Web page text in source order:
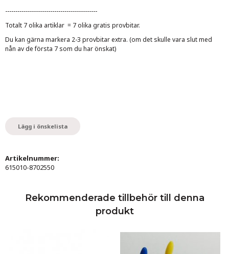
---------------------------------------------
Totalt 7 olika artiklar = 7 olika gratis provbitar.
Du kan gärna markera 2-3 provbitar extra. (om det skulle vara slut med
nån av de första 7 som du har önskat)
Lägg i önskelista
Artikelnummer:
615010-8702550
Rekommenderade tillbehör till denna
produkt